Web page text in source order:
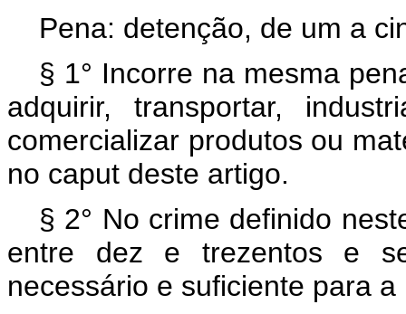
Pena: detenção, de um a
§ 1° Incorre na mesma
adquirir, transportar,
comercializar produtos ou
no caput deste artigo.
§ 2° No crime definido
entre dez e trezentos e
necessário e suficiente para